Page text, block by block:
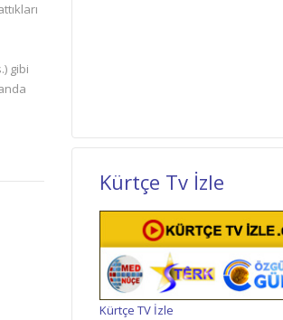
gibi
Kürtçe Tv İzle
Kürtçe TV İzle